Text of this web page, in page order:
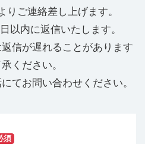
りご連絡差し上げます。
以内に返信いたします。
信が遅れることがあります
ください。
てお問い合わせください。
須